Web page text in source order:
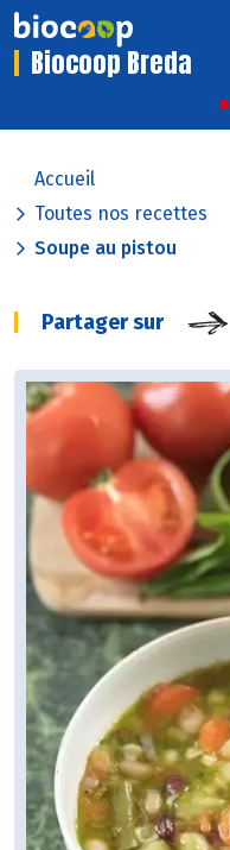
Biocoop Breda
Accueil
Toutes nos recettes
Soupe au pistou
Partager sur